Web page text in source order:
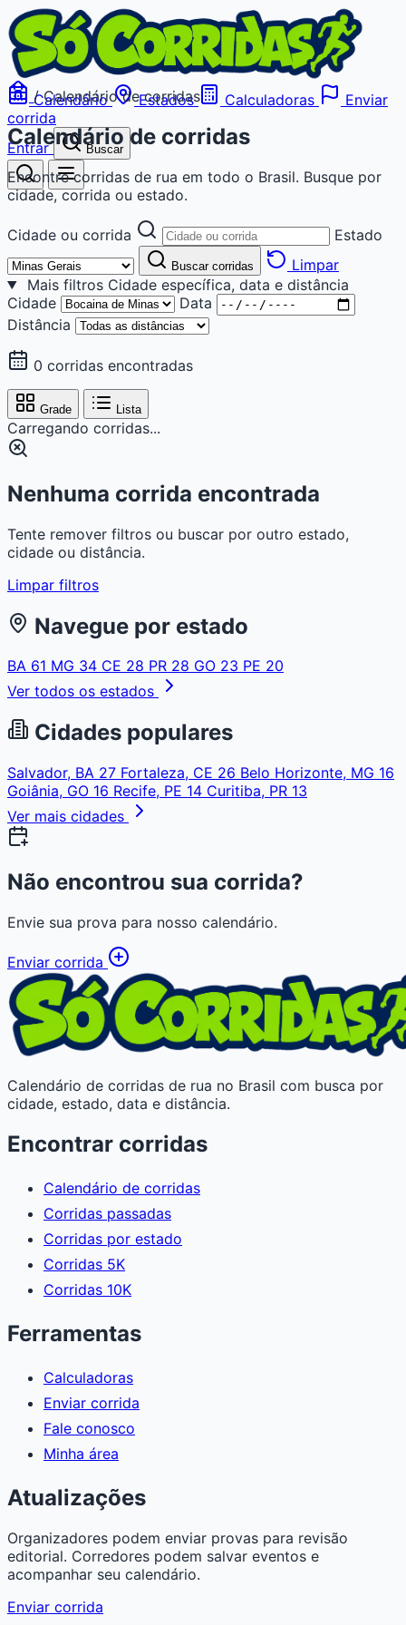
Calendário Estados Calculadoras
Enviar
corrida
Entrar
Buscar
/ Calendário de corridas
Calendário de corridas
Encontre corridas de rua em todo o Brasil. Busque por
cidade, corrida ou estado.
Cidade ou corrida Estado
Buscar corridas
Limpar
Mais filtros Cidade específica, data e distância
Cidade
Data
Distância
0 corridas encontradas
Grade Lista
Carregando corridas...
Nenhuma corrida encontrada
Tente remover filtros ou buscar por outro estado,
cidade ou distância.
Limpar filtros
Navegue por estado
BA 61 MG 34 CE 28 PR 28 GO 23 PE 20
Ver todos os estados
Cidades populares
Salvador, BA 27 Fortaleza, CE 26 Belo Horizonte, MG 16
Goiânia, GO 16 Recife, PE 14 Curitiba, PR 13
Ver mais cidades
Não encontrou sua corrida?
Envie sua prova para nosso calendário.
Enviar corrida
Calendário de corridas de rua no Brasil com busca por
cidade, estado, data e distância.
Encontrar corridas
Calendário de corridas
Corridas passadas
Corridas por estado
Corridas 5K
Corridas 10K
Ferramentas
Calculadoras
Enviar corrida
Fale conosco
Minha área
Atualizações
Organizadores podem enviar provas para revisão
editorial. Corredores podem salvar eventos e
acompanhar seu calendário.
Enviar corrida